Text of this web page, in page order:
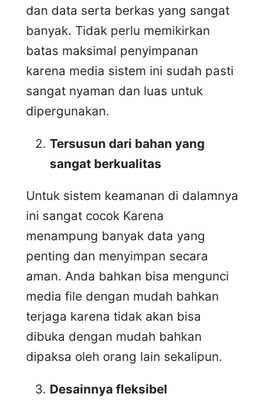
dan data serta berkas yang sangat
banyak. Tidak perlu memikirkan
batas maksimal penyimpanan
karena media sistem ini sudah pasti
sangat nyaman dan luas untuk
dipergunakan.
Tersusun dari bahan yang
sangat berkualitas
Untuk sistem keamanan di dalamnya
ini sangat cocok Karena
menampung banyak data yang
penting dan menyimpan secara
aman. Anda bahkan bisa mengunci
media file dengan mudah bahkan
terjaga karena tidak akan bisa
dibuka dengan mudah bahkan
dipaksa oleh orang lain sekalipun.
Desainnya fleksibel